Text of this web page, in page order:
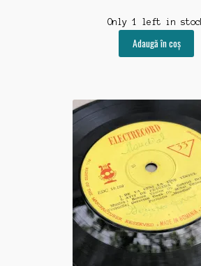
Only 1 left in
Adaugă în coș